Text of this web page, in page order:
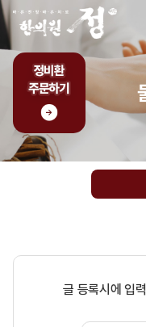
글 등록시에 입